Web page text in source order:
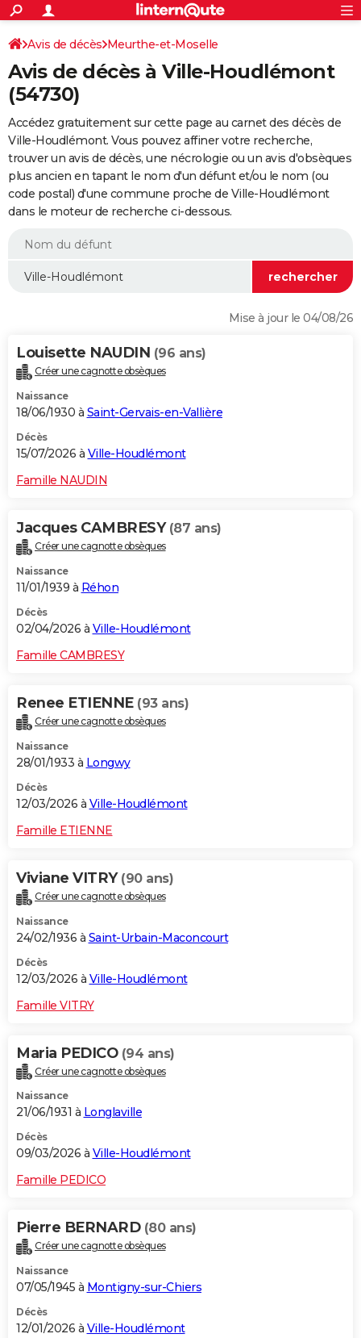
ACTUALITÉS
Politique
Société
Faits Divers
Education
Monde
Villes
+
SPORT
Coupe du monde 2026
Football
Tennis
Cyclisme
Rugby
Forum
FINANCE
Retraite
Impôts
Epargne
Immobilier
Risques naturels par ville
Banque
Assurance
Crédit
Essais
Réserver un essai
Citadines
Berlines
SUV
Forum auto
+
HIGH-TECH
Mobiles
Meilleur smartphone
Internet
Ordinateurs
Jeux vidéo
Guide high-tech
+
BRICOLAGE
Forum
Aménagement intérieur
Extérieur
Cuisine
Salle de bains
Jardinage
Rangement
WEEK-END
Guides de France
Escapades
Patrimoine
Expositions
Musées
Week-end nature
LIFESTYLE
Alimentation
Guide de la santé
Maladies
Médicaments
Sommeil
VOYAGE
Destinations
City break
Voyage nature
Voyage de noces
Forum
Climat
+PHOTO
GUIDES D'ACHAT
BONS PLANS
CARTE DE VOEUX
Dictionnaire
Biographies
Citations
Expressions
Proverbes
PROGRAMME TV
COPAINS D'AVANT
S'inscrire
Se connecter
Lycées
Collèges
Primaires
Universités
Entreprises
Service militaire
Avis de recherche
AVIS DE DÉCÈS
S'inscrire
Connexion
Avis de décès Meurthe-et-Moselle
Avis de décès à Ville-Houdlémont
(54730)
Accédez gratuitement sur cette page au carnet des décès de
Ville-Houdlémont. Vous pouvez affiner votre recherche,
trouver un avis de décès, une nécrologie ou un avis d'obsèques
plus ancien en tapant le nom d'un défunt et/ou le nom (ou
code postal) d'une commune proche de Ville-Houdlémont
dans le moteur de recherche ci-dessous.
Mise à jour le 04/08/26
Louisette NAUDIN (96 ans)
Créer une cagnotte obsèques
Naissance
18/06/1930 à Saint-Gervais-en-Vallière
Décès
15/07/2026 à Ville-Houdlémont
Famille NAUDIN
Jacques CAMBRESY (87 ans)
Créer une cagnotte obsèques
Naissance
11/01/1939 à Réhon
Décès
02/04/2026 à Ville-Houdlémont
Famille CAMBRESY
Renee ETIENNE (93 ans)
Créer une cagnotte obsèques
Naissance
28/01/1933 à Longwy
Décès
12/03/2026 à Ville-Houdlémont
Famille ETIENNE
Viviane VITRY (90 ans)
Créer une cagnotte obsèques
Naissance
24/02/1936 à Saint-Urbain-Maconcourt
Décès
12/03/2026 à Ville-Houdlémont
Famille VITRY
Maria PEDICO (94 ans)
Créer une cagnotte obsèques
Naissance
21/06/1931 à Longlaville
Décès
09/03/2026 à Ville-Houdlémont
Famille PEDICO
Pierre BERNARD (80 ans)
Créer une cagnotte obsèques
Naissance
07/05/1945 à Montigny-sur-Chiers
Décès
12/01/2026 à Ville-Houdlémont